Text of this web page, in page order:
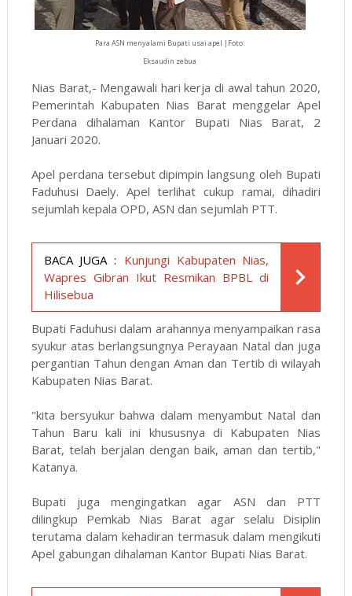
Para ASN menyalami Bupati usai apel |Foto:
Eksaudin zebua
Nias Barat,- Mengawali hari kerja di awal tahun 2020,
Pemerintah Kabupaten Nias Barat menggelar Apel
Perdana dihalaman Kantor Bupati Nias Barat, 2
Januari 2020.
Apel perdana tersebut dipimpin langsung oleh Bupati
Faduhusi Daely. Apel terlihat cukup ramai, dihadiri
sejumlah kepala OPD, ASN dan sejumlah PTT.
BACA JUGA : Kunjungi Kabupaten Nias,
Wapres Gibran Ikut Resmikan BPBL di
Hilisebua
Bupati Faduhusi dalam arahannya menyampaikan rasa
syukur atas berlangsungnya Perayaan Natal dan juga
pergantian Tahun dengan Aman dan Tertib di wilayah
Kabupaten Nias Barat.
"kita bersyukur bahwa dalam menyambut Natal dan
Tahun Baru kali ini khususnya di Kabupaten Nias
Barat, telah berjalan dengan baik, aman dan tertib,"
Katanya.
Bupati juga mengingatkan agar ASN dan PTT
dilingkup Pemkab Nias Barat agar selalu Disiplin
terutama dalam kehadiran termasuk dalam mengikuti
Apel gabungan dihalaman Kantor Bupati Nias Barat.